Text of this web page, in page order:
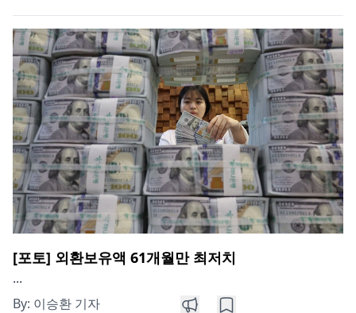
[포토] 외환보유액 61개월만 최저치
...
By: 이승환 기자